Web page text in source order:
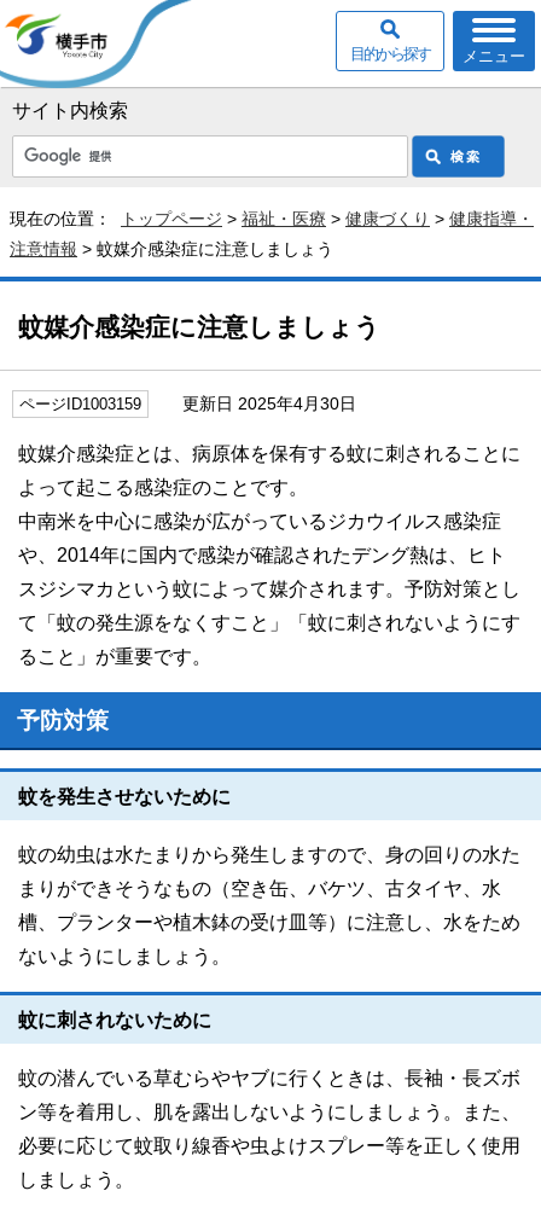
サイト内検索
メニュー
目的から探す
現在の位置： トップページ > 福祉・医療 > 健康づくり > 健康指導・
注意情報 > 蚊媒介感染症に注意しましょう
蚊媒介感染症に注意しましょう
ページID1003159 更新日 2025年4月30日
蚊媒介感染症とは、病原体を保有する蚊に刺されることに
よって起こる感染症のことです。
中南米を中心に感染が広がっているジカウイルス感染症
や、2014年に国内で感染が確認されたデング熱は、ヒト
スジシマカという蚊によって媒介されます。予防対策とし
て「蚊の発生源をなくすこと」「蚊に刺されないようにす
ること」が重要です。
予防対策
蚊を発生させないために
蚊の幼虫は水たまりから発生しますので、身の回りの水た
まりができそうなもの（空き缶、バケツ、古タイヤ、水
槽、プランターや植木鉢の受け皿等）に注意し、水をため
ないようにしましょう。
蚊に刺されないために
蚊の潜んでいる草むらやヤブに行くときは、長袖・長ズボ
ン等を着用し、肌を露出しないようにしましょう。また、
必要に応じて蚊取り線香や虫よけスプレー等を正しく使用
しましょう。